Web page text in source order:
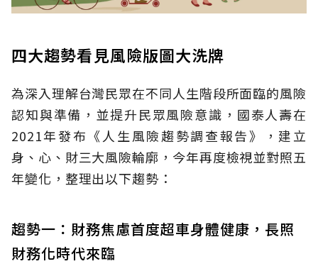
四大趨勢看見風險版圖大洗牌
為深入理解台灣民眾在不同人生階段所面臨的風險
認知與準備，並提升民眾風險意識，國泰人壽在
2021年發布《人生風險趨勢調查報告》，建立
身、心、財三大風險輪廓，今年再度檢視並對照五
年變化，整理出以下趨勢：
趨勢一：財務焦慮首度超車身體健康，長照
財務化時代來臨